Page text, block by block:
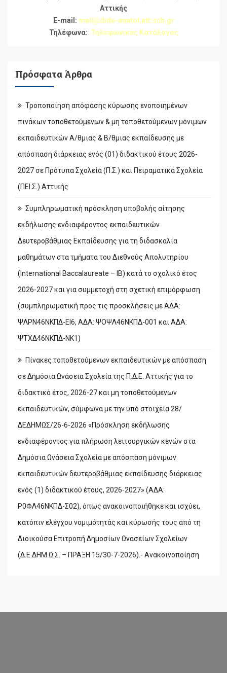
Αττικής
E-mail: mail@dide-anatol.att.sch.gr
Τηλέφωνα: Τηλεφωνικός Κατάλογος
Πρόσφατα Άρθρα
Τροποποίηση απόφασης κύρωσης ενοποιημένων
πινάκων τοποθετούμενων & μη τοποθετούμενων μόνιμων
εκπαιδευτικών Α/θμιας & Β/θμιας εκπαίδευσης με
απόσπαση διάρκειας ενός (01) διδακτικού έτους 2026-
2027 σε Πρότυπα Σχολεία (Π.Σ.) και Πειραματικά Σχολεία
(ΠΕΙ.Σ.) Αττικής
Συμπληρωματική πρόσκληση υποβολής αίτησης
εκδήλωσης ενδιαφέροντος εκπαιδευτικών
Δευτεροβάθμιας Εκπαίδευσης για τη διδασκαλία
μαθημάτων στα τμήματα του Διεθνούς Απολυτηρίου
(International Baccalaureate – IB) κατά το σχολικό έτος
2026-2027 και για συμμετοχή στη σχετική επιμόρφωση
(συμπληρωματική προς τις προσκλήσεις με ΑΔΑ:
ΨΛΡΝ46ΝΚΠΔ-ΕΙ6, ΑΔΑ: ΨΟΨΛ46ΝΚΠΔ-001 και ΑΔΑ:
ΨΤΧΔ46ΝΚΠΔ-ΝΚ1)
Πίνακες τοποθετούμενων εκπαιδευτικών με απόσπαση
σε Δημόσια Ωνάσεια Σχολεία της Π.Δ.Ε. Αττικής για το
διδακτικό έτος, 2026-27 και μη τοποθετούμενων
εκπαιδευτικών, σύμφωνα με την υπό στοιχεία 28/
ΔΕΔΗΜΩΣ/26-6-2026 «Πρόσκληση εκδήλωσης
ενδιαφέροντος για πλήρωση λειτουργικών κενών στα
Δημόσια Ωνάσεια Σχολεία με απόσπαση μόνιμων
εκπαιδευτικών δευτεροβάθμιας εκπαίδευσης διάρκειας
ενός (1) διδακτικού έτους, 2026-2027» (ΑΔΑ:
Ρ0ΦΛ46ΝΚΠΔ-Σ02), όπως ανακοινοποιήθηκε και ισχύει,
κατόπιν ελέγχου νομιμότητάς και κύρωσής τους από τη
Διοικούσα Επιτροπή Δημοσίων Ωνασείων Σχολείων
(Δ.Ε.ΔΗΜ.Ω.Σ. – ΠΡΑΞΗ 15/30-7-2026).- Ανακοινοποίηση